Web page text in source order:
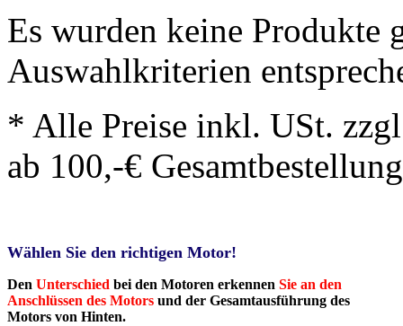
Es wurden keine Produkte
Auswahlkriterien
* Alle Preise inkl. USt.
ab 100,-€
Wählen Sie den richtigen Motor!
Den Unterschied bei den Motoren erkennen Sie an den
Anschlüssen des Motors und der Gesamtausführung des
Motors von Hinten.